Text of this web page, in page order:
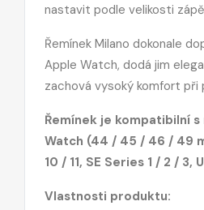
nastavit podle velikosti
Řemínek Milano dokonale
Apple Watch, dodá jim
zachová vysoký komfort při
Řemínek je kompatibilní
Watch (44 / 45 / 46 / 49
10 / 11, SE Series 1 / 2 / 3,
Vlastnosti produktu: